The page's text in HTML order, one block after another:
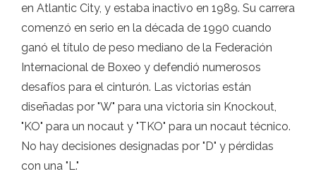
en Atlantic City, y estaba inactivo en 1989. Su carrera
comenzó en serio en la década de 1990 cuando
ganó el título de peso mediano de la Federación
Internacional de Boxeo y defendió numerosos
desafíos para el cinturón. Las victorias están
diseñadas por "W" para una victoria sin Knockout,
"KO" para un nocaut y "TKO" para un nocaut técnico.
No hay decisiones designadas por "D" y pérdidas
con una "L."